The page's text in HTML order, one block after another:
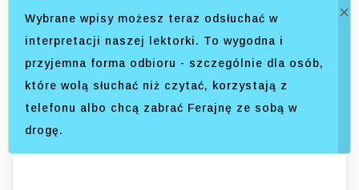
Wybrane wpisy możesz teraz odsłuchać w
interpretacji naszej lektorki. To wygodna i
przyjemna forma odbioru - szczególnie dla osób,
które wolą słuchać niż czytać, korzystają z
telefonu albo chcą zabrać Ferajnę ze sobą w
drogę.